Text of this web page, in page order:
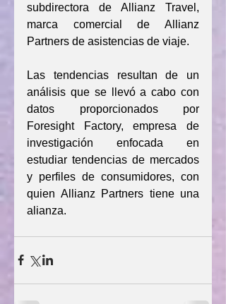
subdirectora de Allianz Travel,
marca comercial de Allianz
Partners de asistencias de viaje.
Las tendencias resultan de un
análisis que se llevó a cabo con
datos proporcionados por
Foresight Factory, empresa de
investigación enfocada en
estudiar tendencias de mercados
y perfiles de consumidores, con
quien Allianz Partners tiene una
alianza.